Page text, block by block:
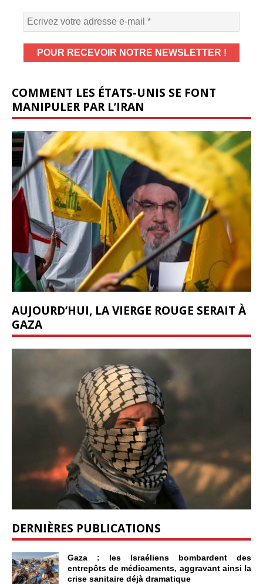
COMMENT LES ÉTATS-UNIS SE FONT
MANIPULER PAR L’IRAN
AUJOURD’HUI, LA VIERGE ROUGE SERAIT À
GAZA
DERNIÈRES PUBLICATIONS
Gaza : les Israéliens bombardent des
entrepôts de médicaments, aggravant ainsi la
crise sanitaire déjà dramatique